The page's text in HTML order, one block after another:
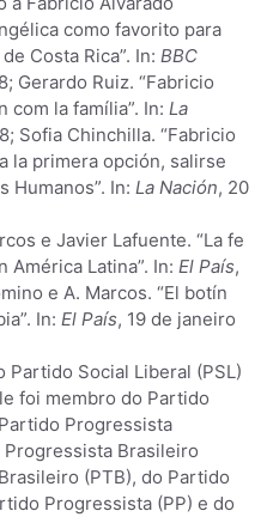
como favorito para
Costa Rica”. In: BBC
Gerardo Ruiz. “Fabricio
com la família”. In: La
Sofia Chinchilla. “Fabricio
la primera opción, salirse
Humanos”. In: La Nación, 20
e Javier Lafuente. “La fe
América Latina”. In: El País,
e A. Marcos. “El botín
In: El País, 19 de janeiro
Partido Social Liberal (PSL)
foi membro do Partido
Progressista
Progressista Brasileiro
(PTB), do Partido
Progressista (PP) e do